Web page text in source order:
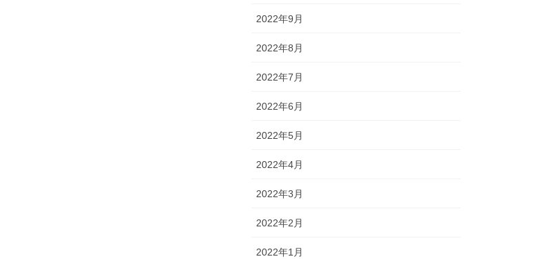
2022年9月
2022年8月
2022年7月
2022年6月
2022年5月
2022年4月
2022年3月
2022年2月
2022年1月